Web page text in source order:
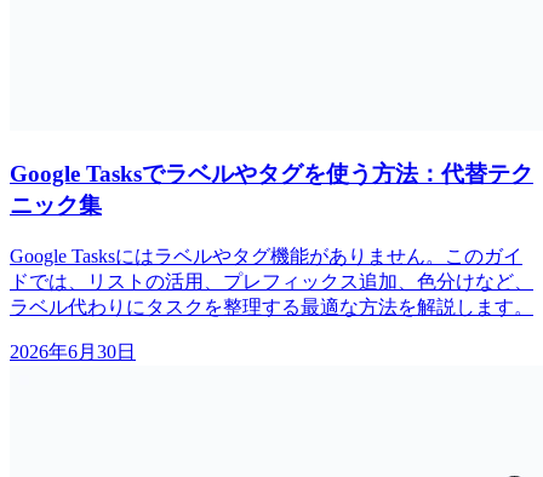
Google Tasksでラベルやタグを使う方法：代替テク
ニック集
Google Tasksにはラベルやタグ機能がありません。このガイ
ドでは、リストの活用、プレフィックス追加、色分けなど、
ラベル代わりにタスクを整理する最適な方法を解説します。
2026年6月30日